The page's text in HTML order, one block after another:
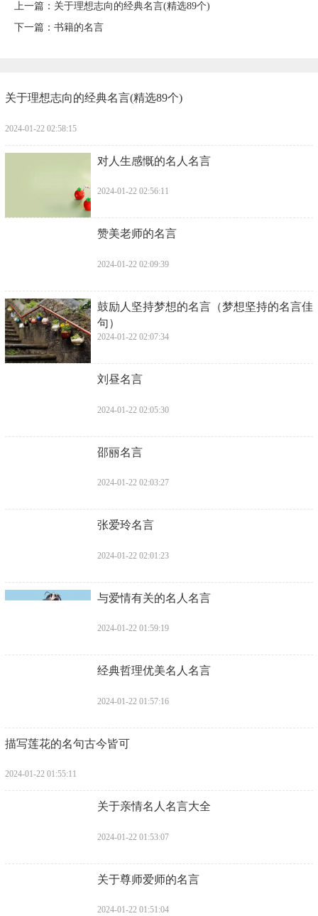
上一篇： ​关于理想志向的经典名言(精选89个)
下一篇： ​书籍的名言
​关于理想志向的经典名言(精选89个)
2024-01-22 02:58:15
​对人生感慨的名人名言
2024-01-22 02:56:11
​赞美老师的名言
2024-01-22 02:09:39
​鼓励人坚持梦想的名言（梦想坚持的名言佳
句）
2024-01-22 02:07:34
​刘昼名言
2024-01-22 02:05:30
​邵丽名言
2024-01-22 02:03:27
​张爱玲名言
2024-01-22 02:01:23
​与爱情有关的名人名言
2024-01-22 01:59:19
​经典哲理优美名人名言
2024-01-22 01:57:16
​描写莲花的名句古今皆可
2024-01-22 01:55:11
​关于亲情名人名言大全
2024-01-22 01:53:07
​关于尊师爱师的名言
2024-01-22 01:51:04